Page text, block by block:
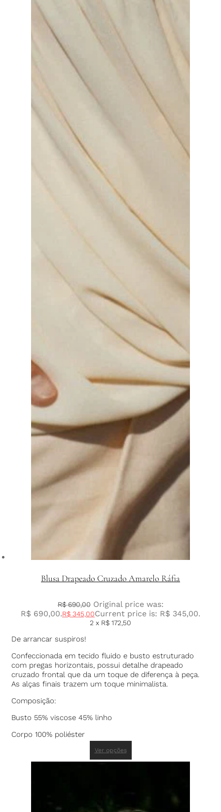
Blusa Drapeado Cruzado Amarelo Ráfia
R$690,00 Original price was:
R$ 690,00.R$ 345,00Current price is: R$ 345,00.
2 x R$ 172,50
De arrancar suspiros!
Confeccionada em tecido fluido e busto estruturado
com pregas horizontais, possui detalhe drapeado
cruzado frontal que da um toque de diferença à peça.
As alças finais trazem um toque minimalista.
Composição:
Busto 55% viscose 45% linho
Corpo 100% poliéster
Ver opções